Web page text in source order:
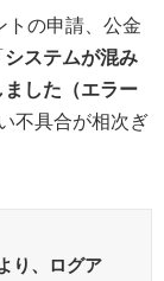
の申請、公金
システムが混み
した（エラー
不具合が相次ぎ
り、ログア